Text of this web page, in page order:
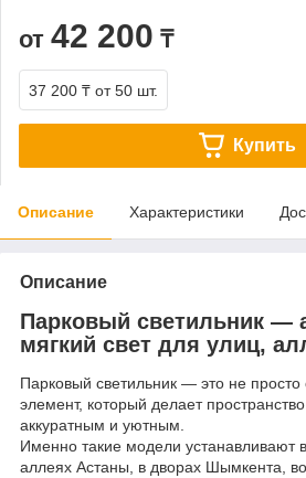
от 42 200 ₸
37 200 ₸ от 50 шт.
Купить
Описание Характеристики
Описание
Парковый светильник —
мягкий свет для улиц,
Парковый светильник — это не
элемент, который делает
аккуратным и уютным.
Именно такие модели устанавливают
аллеях Астаны, в дворах Шымкента,